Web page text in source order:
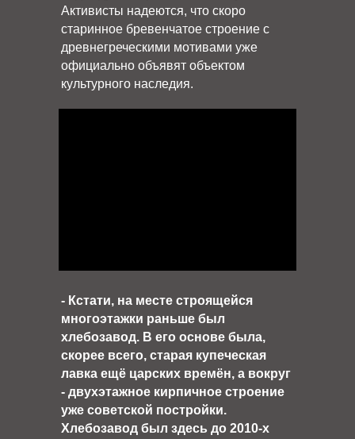
Активисты надеются, что скоро
старинное бревенчатое строение с
древнегреческими мотивами уже
официально объявят объектом
культурного наследия.
- Кстати, на месте строящейся
многоэтажки раньше был
хлебозавод. В его основе была,
скорее всего, старая купеческая
лавка ещё царских времён, а вокруг
- двухэтажное кирпичное строение
уже советской постройки.
Хлебозавод был здесь до 2010-х